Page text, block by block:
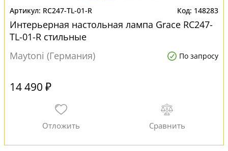
RC247-TL-01-R 148283
Интерьерная настольная лампа Grace RC247-
TL-01-R стильные
Maytoni (Германия)
По запросу
14 490 ₽